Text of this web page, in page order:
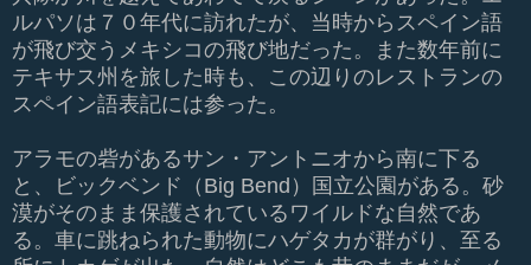
ルパソは７０年代に訪れたが、当時からスペイン語
が飛び交うメキシコの飛び地だった。また数年前に
テキサス州を旅した時も、この辺りのレストランの
スペイン語表記には参った。
アラモの砦があるサン・アントニオから南に下る
と、ビックベンド（Big Bend）国立公園がある。砂
漠がそのまま保護されているワイルドな自然であ
る。車に跳ねられた動物にハゲタカが群がり、至る